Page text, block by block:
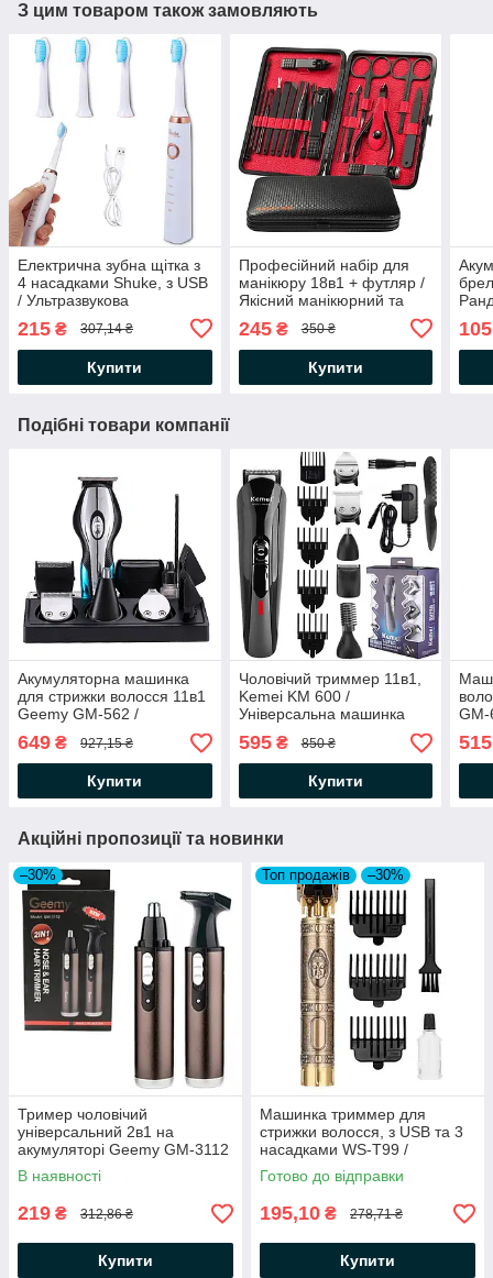
З цим товаром також замовляють
Електрична зубна щітка з
4 насадками Shuke, з USB
/ Ультразвукова
акумуляторна щітка для
зубів
215 ₴ 307,14 ₴
Купити
Професійний набір для
манікюру 18в1 + футляр /
Якісний манікюрний та
245₴ 350 ₴
Купити
105
Подібні товари компанії
Акумуляторна машинка
для стрижки волосся 11в1
Geemy GM-562 /
Бездротовий триммер для
волосся та бороди
649 ₴ 927,15 ₴
Купити
Чоловічий триммер 11в1,
Kemei KM 600 /
Універсальна машинка
для стрижки волосся /
Бритва-триммер
акумуляторний
595₴ 850 ₴
Купити
Акційні пропозиції та новинки
–30%
Тример чоловічий
універсальний 2в1 на
акумуляторі Geemy GM-3112
/ Тример для гоління
В наявності
219 ₴ 312,86 ₴
Купити
Топ продажів –30%
Машинка триммер для
стрижки волосся, з USB та 3
насадками WS-T99 /
Акумуляторна машинка для
вусів та бороди
Готово до відправки
195,10 ₴ 278,71 ₴
Купити